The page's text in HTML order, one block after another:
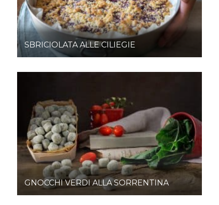
SBRICIOLATA ALLE CILIEGIE
GNOCCHI VERDI ALLA SORRENTINA